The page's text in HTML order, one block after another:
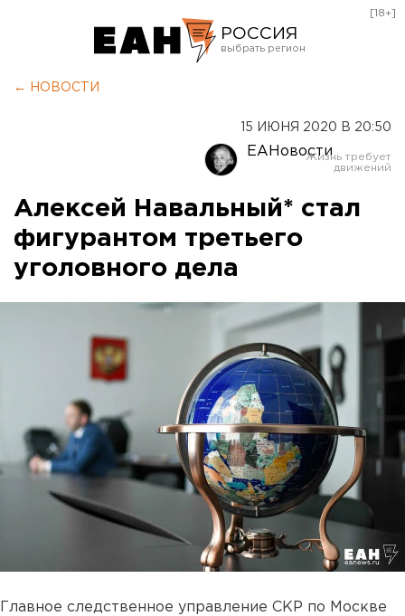
РОССИЯ
Оренбург
[18+]
← НОВОСТИ
15 ИЮНЯ 2020 В 20:50
ЕАНовости
Алексей Навальный* стал
фигурантом третьего
уголовного дела
Главное следственное управление СКР по Москве